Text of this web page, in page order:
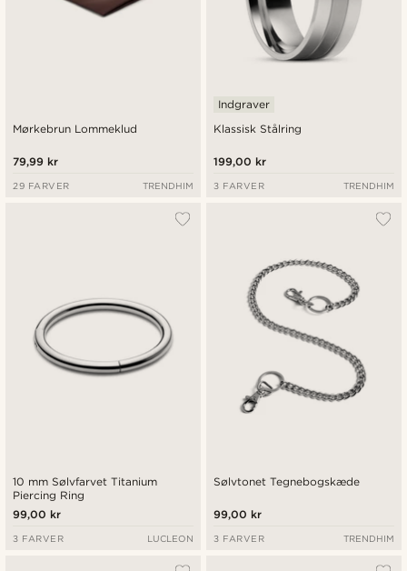
Mørkebrun Lommeklud
79,99 kr
29 FARVER TRENDHIM
Klassisk Stålring
Indgraver
199,00 kr
3 FARVER TRENDHIM
10 mm Sølvfarvet Titanium
Piercing Ring
99,00 kr
3 FARVER LUCLEON
Sølvtonet Tegnebogskæde
99,00 kr
3 FARVER TRENDHIM